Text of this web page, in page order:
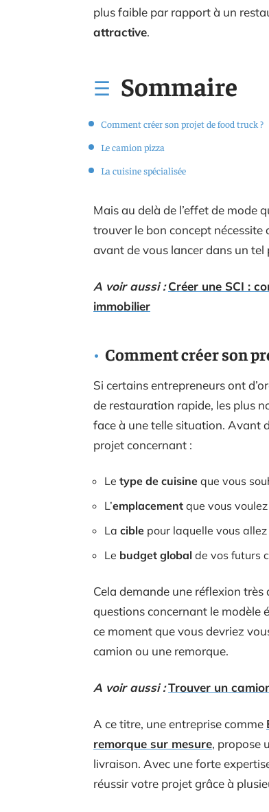
plus faible par rapport à un
attractive.
Sommaire
Comment créer son projet de food truck ?
Le camion pizza
La cuisine spécialisée
Mais au delà de l’effet de mode
trouver le bon concept nécessite
avant de vous lancer dans un tel
A voir aussi : Créer une SCI :
immobilier
Comment créer son
Si certains entrepreneurs ont
de restauration rapide, les plus
face à une telle situation. Avant
projet concernant :
Le type de cuisine que vous
L’emplacement que vous
La cible pour laquelle vous
Le budget global de vos futurs
Cela demande une réflexion
questions concernant le modèle
ce moment que vous devriez
camion ou une remorque.
A voir aussi :Trouver un
A ce titre, une entreprise comme
remorque sur mesure, propose
livraison. Avec une forte
réussir votre projet grâce à